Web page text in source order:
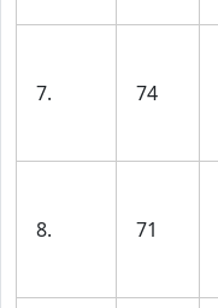
7. 74
8. 71